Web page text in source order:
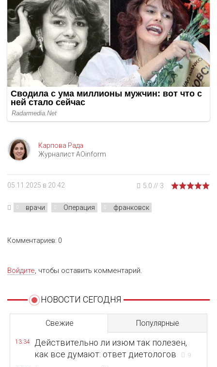
Карпова Рада
Журналист AOinform
05.11.2025 в 20:42 5.0 // 3
врачи Операция франковск
Комментариев: 0
Войдите, чтобы оставить комментарий.
НОВОСТИ СЕГОДНЯ
Свежие Популярные
13:34
Действительно ли изюм так полезен,
как все думают: ответ диетологов
9